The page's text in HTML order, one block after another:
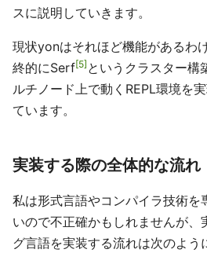
スに説明していきます。
現状yonはそれほど機能があるわ
終的にSerf 5 というクラスター構
ルチノード上で動くREPL環境を
ています。
実装する際の全体的な流れ
私は形式言語やコンパイラ技術を
いので不正確かもしれませんが、
グ言語を実装する流れは次のよう